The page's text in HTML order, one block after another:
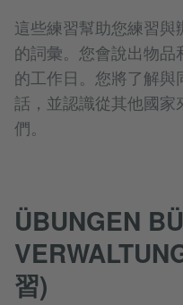
這些練習幫助您練習與
的詞彙。您會說出物品
的工作日。您將了解與
話，並認識從其他國家
們。
ÜBUNGEN
習)